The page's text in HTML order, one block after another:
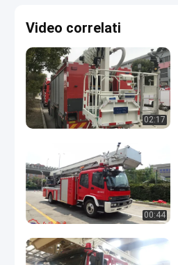
Video correlati
02:17
00:44